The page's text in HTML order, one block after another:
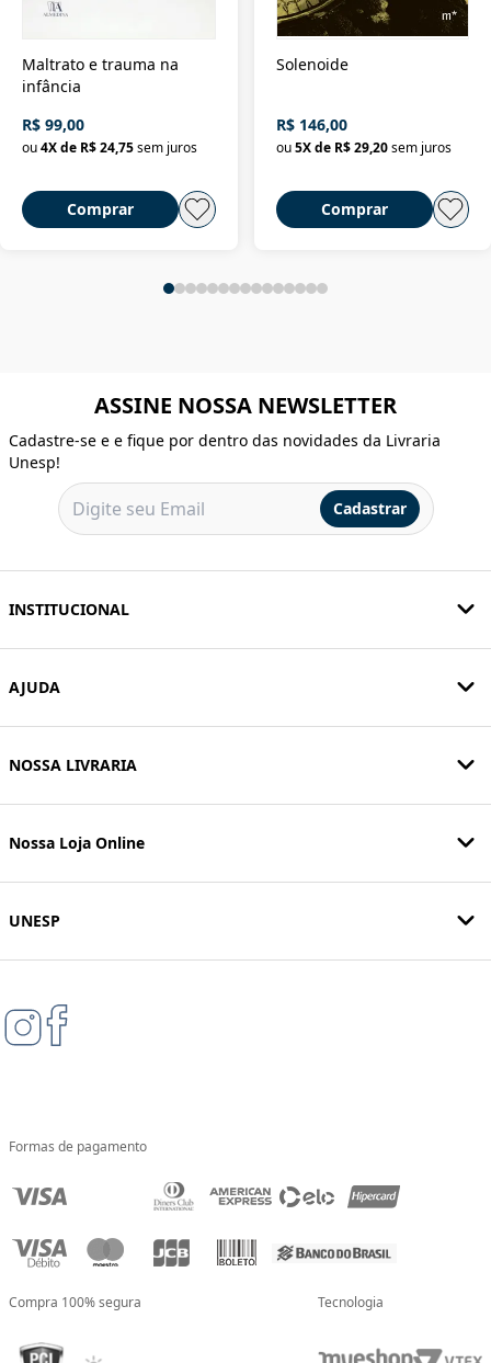
Maltrato e trauma na
infância
R$ 99,00
ou4X de R$ 24,75sem juros
Comprar
Solenoide
R$ 146,00
ou 5X de R$ 29,20 sem juros
Comprar
ASSINE NOSSA NEWSLETTER
Cadastre-se e e fique por dentro das novidades da Livraria
Unesp!
Cadastrar
INSTITUCIONAL
AJUDA
NOSSA LIVRARIA
Nossa Loja Online
UNESP
Formas de pagamento
Compra 100% segura Tecnologia